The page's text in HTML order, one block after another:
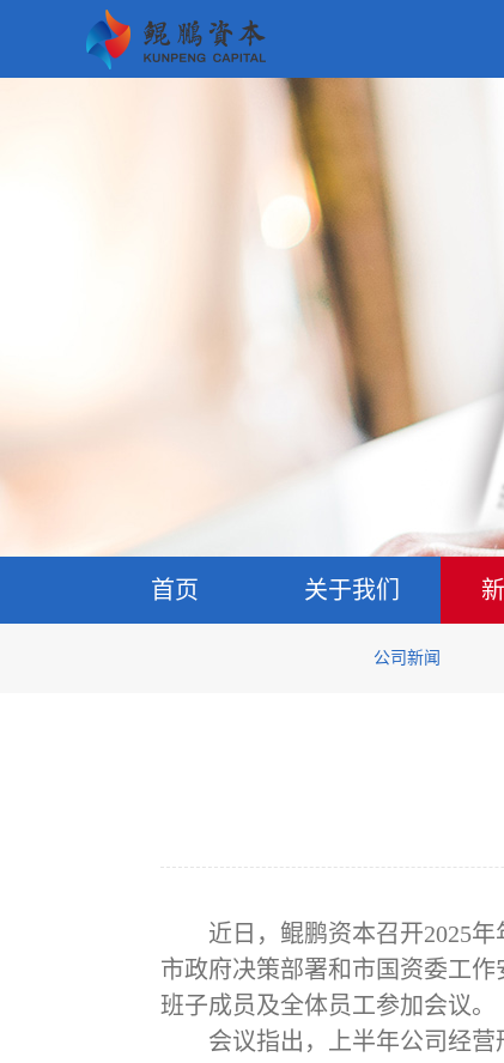
首页 关于我们
公司新闻
近日，鲲鹏资本召开2025
市政府决策部署和市国资委工
班子成员及全体员工参加会议。
会议指出，上半年公司经